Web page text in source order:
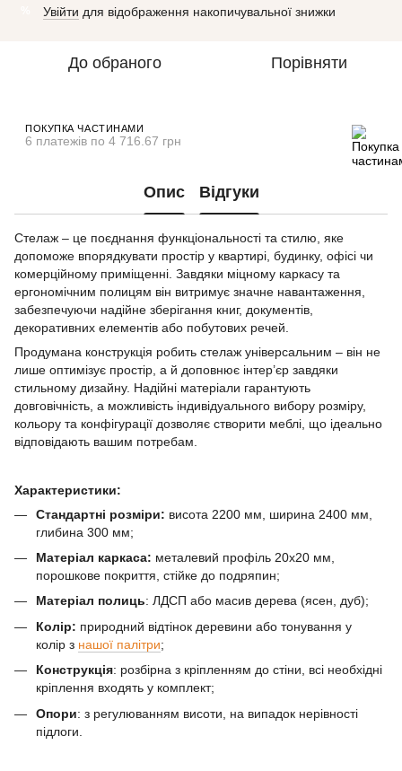
Увійти для відображення накопичувальної знижки
До обраного Порівняти
ПОКУПКА ЧАСТИНАМИ
6 платежів по 4 716.67 грн
Опис Відгуки
Стелаж – це поєднання функціональності та стилю, яке
допоможе впорядкувати простір у квартирі, будинку, офісі чи
комерційному приміщенні. Завдяки міцному каркасу та
ергономічним полицям він витримує значне навантаження,
забезпечуючи надійне зберігання книг, документів,
декоративних елементів або побутових речей.
Продумана конструкція робить стелаж універсальним – він не
лише оптимізує простір, а й доповнює інтер’єр завдяки
стильному дизайну. Надійні матеріали гарантують
довговічність, а можливість індивідуального вибору розміру,
кольору та конфігурації дозволяє створити меблі, що ідеально
відповідають вашим потребам.
Характеристики:
Стандартні розміри: висота 2200 мм, ширина 2400 мм,
глибина 300 мм;
Матеріал каркаса: металевий профіль 20х20 мм,
порошкове покриття, стійке до подряпин;
Матеріал полиць: ЛДСП або масив дерева (ясен, дуб);
Колір: природний відтінок деревини або тонування у
колір з нашої палітри;
Конструкція: розбірна з кріпленням до стіни, всі необхідні
кріплення входять у комплект;
Опори: з регулюванням висоти, на випадок нерівності
підлоги.